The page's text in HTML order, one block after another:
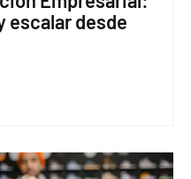
escalar desde